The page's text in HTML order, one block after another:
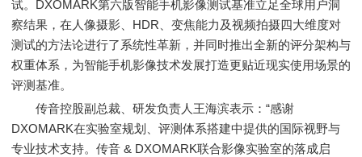
试。DXOMARK第六版智能手机影像测试基准立足全球用户洞
察结果，在人像摄影、HDR、变焦能力及视频拍摄四大维度对
测试的方法论进行了系统性革新，并同时推出全新的评分架构与
权重体系，为智能手机影像技术发展打造更贴近现实使用场景的
评测基准。
传音控股副总裁、研发负责人王海滨表示：“感谢
DXOMARK在实验室规划、评测体系搭建中提供的国际视野与
专业技术支持。传音 & DXOMARK联合影像实验室的落成启